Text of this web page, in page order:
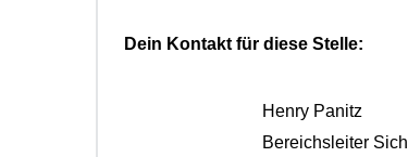
Dein Kontakt für diese Stelle:
Henry Panitz
Bereichsleiter